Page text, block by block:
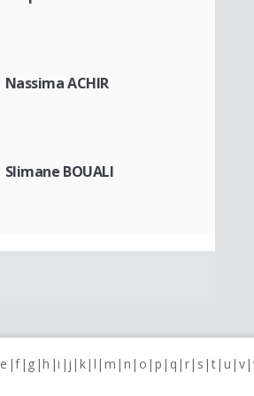
Nassima ACHIR
Slimane BOUALI
e f g h i j k l m n o p q r s t u v